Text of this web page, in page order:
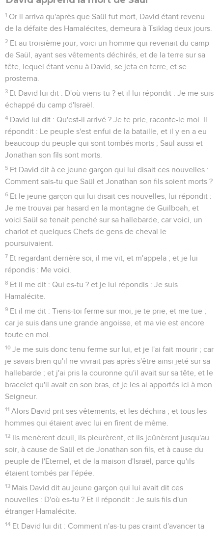
1 Or il arriva qu'après que Saül fut mort, David étant revenu
de la défaite des Hamalécites, demeura à Tsiklag deux jours.
2 Et au troisième jour, voici un homme qui revenait du camp
de Saül, ayant ses vêtements déchirés, et de la terre sur sa
tête, lequel étant venu à David, se jeta en terre, et se
prosterna.
3 Et David lui dit : D'où viens-tu ? et il lui répondit : Je me suis
échappé du camp d'Israël.
4 David lui dit : Qu'est-il arrivé ? Je te prie, raconte-le moi. Il
répondit : Le peuple s'est enfui de la bataille, et il y en a eu
beaucoup du peuple qui sont tombés morts ; Saül aussi et
Jonathan son fils sont morts.
5 Et David dit à ce jeune garçon qui lui disait ces nouvelles :
Comment sais-tu que Saül et Jonathan son fils soient morts ?
6 Et le jeune garçon qui lui disait ces nouvelles, lui répondit :
Je me trouvai par hasard en la montagne de Guilboah, et
voici Saül se tenait penché sur sa hallebarde, car voici, un
chariot et quelques Chefs de gens de cheval le
poursuivaient.
7 Et regardant derrière soi, il me vit, et m'appela ; et je lui
répondis : Me voici.
8 Et il me dit : Qui es-tu ? et je lui répondis : Je suis
Hamalécite.
9 Et il me dit : Tiens-toi ferme sur moi, je te prie, et me tue ;
car je suis dans une grande angoisse, et ma vie est encore
toute en moi.
10 Je me suis donc tenu ferme sur lui, et je l'ai fait mourir ; car
je savais bien qu'il ne vivrait pas après s'être ainsi jeté sur sa
hallebarde ; et j'ai pris la couronne qu'il avait sur sa tête, et le
bracelet qu'il avait en son bras, et je les ai apportés ici à mon
Seigneur.
11 Alors David prit ses vêtements, et les déchira ; et tous les
hommes qui étaient avec lui en firent de même.
12 Ils menèrent deuil, ils pleurèrent, et ils jeûnèrent jusqu'au
soir, à cause de Saül et de Jonathan son fils, et à cause du
peuple de l'Eternel, et de la maison d'Israël, parce qu'ils
étaient tombés par l'épée.
13 Mais David dit au jeune garçon qui lui avait dit ces
nouvelles : D'où es-tu ? Et il répondit : Je suis fils d'un
étranger Hamalécite.
14 Et David lui dit : Comment n'as-tu pas craint d'avancer ta